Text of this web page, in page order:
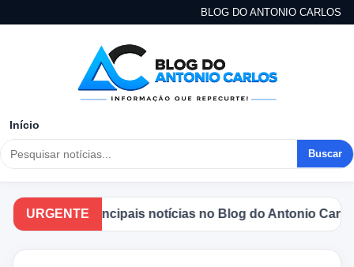
BLOG DO ANTONIO CARLOS
Início
Buscar
URGENTE
as principais notícias no Blog do Antonio Carlos.